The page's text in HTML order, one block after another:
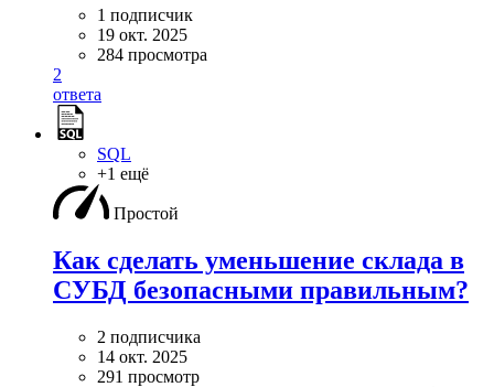
1 подписчик
19 окт. 2025
284 просмотра
2
ответа
SQL
+1 ещё
Простой
Как сделать уменьшение склада в
СУБД безопасными правильным?
2 подписчика
14 окт. 2025
291 просмотр